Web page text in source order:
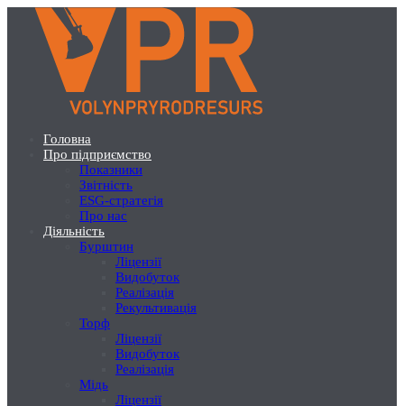
Перейти
основного
Основна
навігація
головне
Головна
Про підприємство
Показники
Звітність
ESG-стратегія
Про нас
Діяльність
Бурштин
Ліцензії
Видобуток
Реалізація
Рекультивація
Торф
Ліцензії
Видобуток
Реалізація
Мідь
Ліцензії